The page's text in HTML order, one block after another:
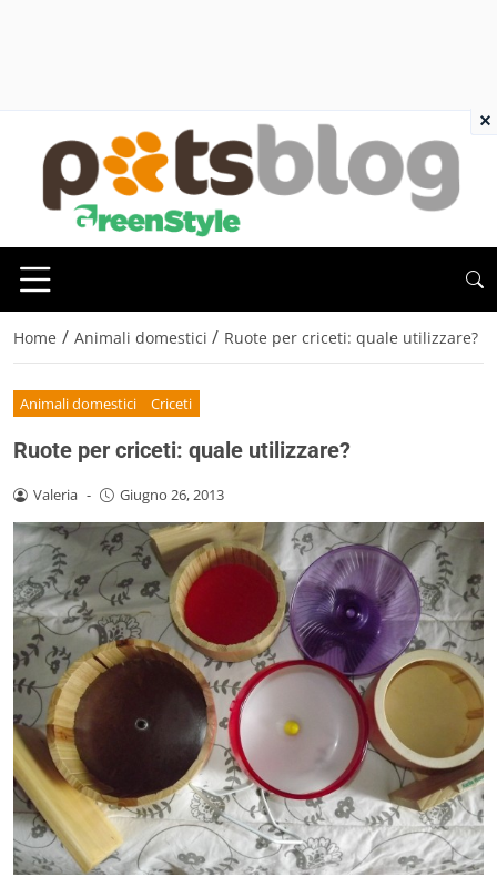
Home / Animali domestici / Ruote per criceti: quale utilizzare?
Animali domestici Criceti
Ruote per criceti: quale utilizzare?
Valeria - Giugno 26, 2013
×